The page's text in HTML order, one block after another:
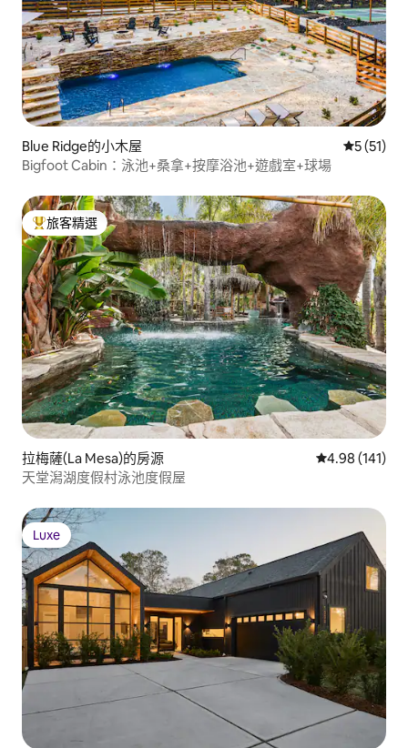
Blue Ridge的小木屋 從 51 則
5 (51)
Bigfoot Cabin：泳池+桑拿+按摩浴池+遊戲室+球場
旅客精選榜首
旅客精選
拉梅薩(La Mesa)的房源 從 141 則評價
4.98 (141)
天堂潟湖度假村泳池度假屋
Luxe
Luxe